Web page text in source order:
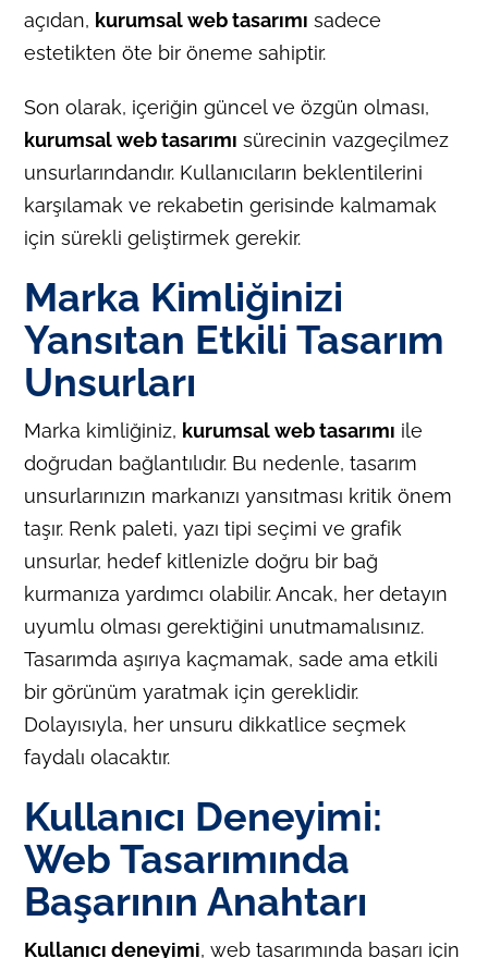
açıdan, kurumsal web tasarımı sadece
estetikten öte bir öneme sahiptir.
Son olarak, içeriğin güncel ve özgün olması,
kurumsal web tasarımı sürecinin vazgeçilmez
unsurlarındandır. Kullanıcıların beklentilerini
karşılamak ve rekabetin gerisinde kalmamak
için sürekli geliştirmek gerekir.
Marka Kimliğinizi
Yansıtan Etkili Tasarım
Unsurları
Marka kimliğiniz, kurumsal web tasarımı ile
doğrudan bağlantılıdır. Bu nedenle, tasarım
unsurlarınızın markanızı yansıtması kritik önem
taşır. Renk paleti, yazı tipi seçimi ve grafik
unsurlar, hedef kitlenizle doğru bir bağ
kurmanıza yardımcı olabilir. Ancak, her detayın
uyumlu olması gerektiğini unutmamalısınız.
Tasarımda aşırıya kaçmamak, sade ama etkili
bir görünüm yaratmak için gereklidir.
Dolayısıyla, her unsuru dikkatlice seçmek
faydalı olacaktır.
Kullanıcı Deneyimi:
Web Tasarımında
Başarının Anahtarı
Kullanıcı deneyimi, web tasarımında başarı için